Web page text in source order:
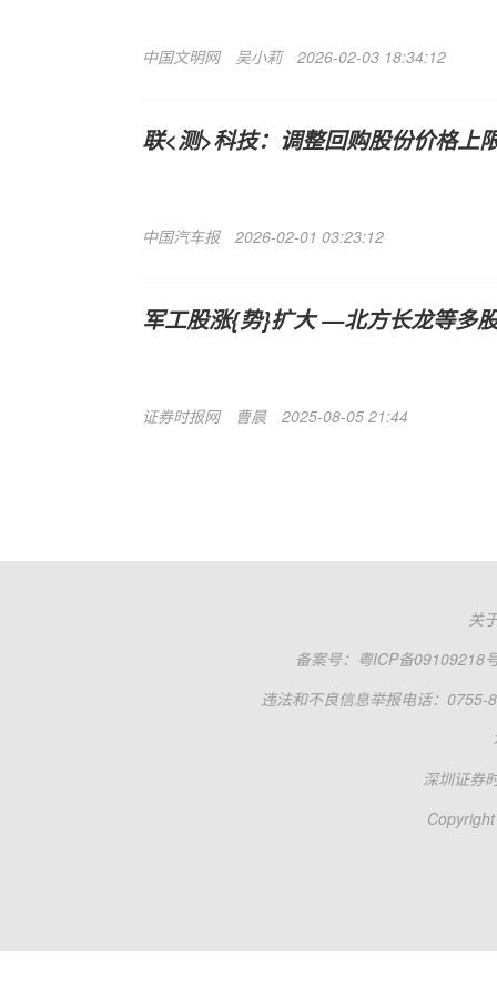
中国文明网 吴小莉 2026-02-03 18:34:12
联<测>科技：调整回购股份价格上
中国汽车报 2026-02-01 03:23:12
军工股涨{势}扩大 —北方长龙等多
证券时报网 曹晨 2025-08-05 21:44
关
备案号： 粤ICP备09109218
违法和不良信息举报电话：0755-
深圳证券